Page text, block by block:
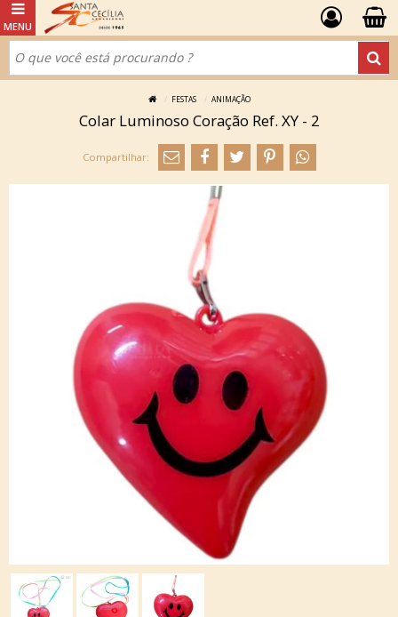
FESTAS ANIMAÇÃO
Colar Luminoso Coração Ref. XY - 2